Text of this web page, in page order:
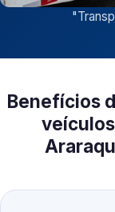
"
Benefícios